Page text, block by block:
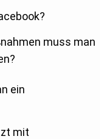
muss man
ein
mit